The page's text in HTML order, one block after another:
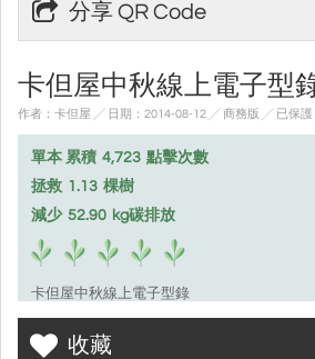
分享 QR Code
卡但屋中秋線上電子型
作者：卡但屋 ╱ 日期：2014-08-12 ╱ 商務版 ╱ 已保護
單本 累積 4,723 點擊次數
拯救 1.13 棵樹
減少 52.90 kg碳排放
卡但屋中秋線上電子型錄
抽出3位得獎者
收藏